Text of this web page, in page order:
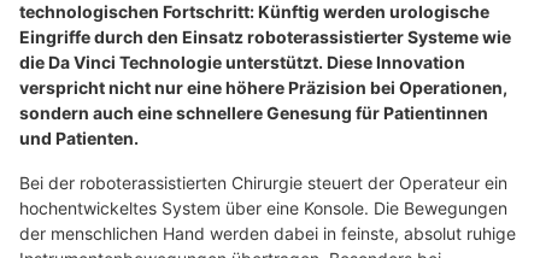
technologischen Fortschritt: Künftig werden urologische
Eingriffe durch den Einsatz roboterassistierter Systeme wie
die Da Vinci Technologie unterstützt. Diese Innovation
verspricht nicht nur eine höhere Präzision bei Operationen,
sondern auch eine schnellere Genesung für Patientinnen
und Patienten.
Bei der roboterassistierten Chirurgie steuert der Operateur ein
hochentwickeltes System über eine Konsole. Die Bewegungen
der menschlichen Hand werden dabei in feinste, absolut ruhige